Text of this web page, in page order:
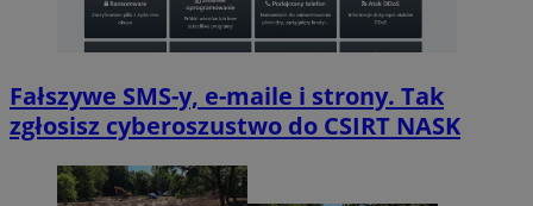
Fałszywe SMS-y, e-maile i strony. Tak
zgłosisz cyberoszustwo do CSIRT NASK